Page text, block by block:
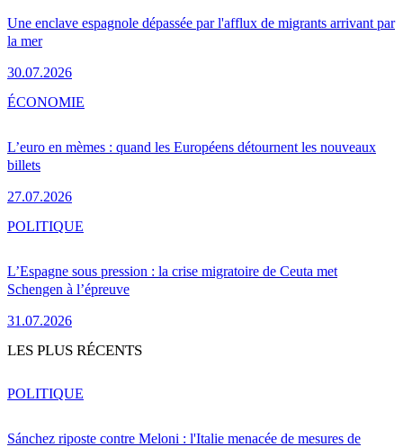
Une enclave espagnole dépassée par l'afflux de migrants arrivant par
la mer
30.07.2026
L’euro en mèmes : quand les Européens détournent les nouveaux
billets
27.07.2026
ÉCONOMIE
L’Espagne sous pression : la crise migratoire de Ceuta met
Schengen à l’épreuve
31.07.2026
POLITIQUE
LES PLUS RÉCENTS
Sánchez riposte contre Meloni : l'Italie menacée de mesures de
POLITIQUE